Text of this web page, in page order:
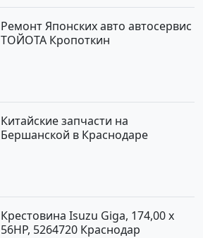
Ремонт Японских авто автосервис
ТОЙОТА Кропоткин
Китайские запчасти на
Бершанской в Краснодаре
Крестовина Isuzu Giga, 174,00 x
56HP, 5264720 Краснодар